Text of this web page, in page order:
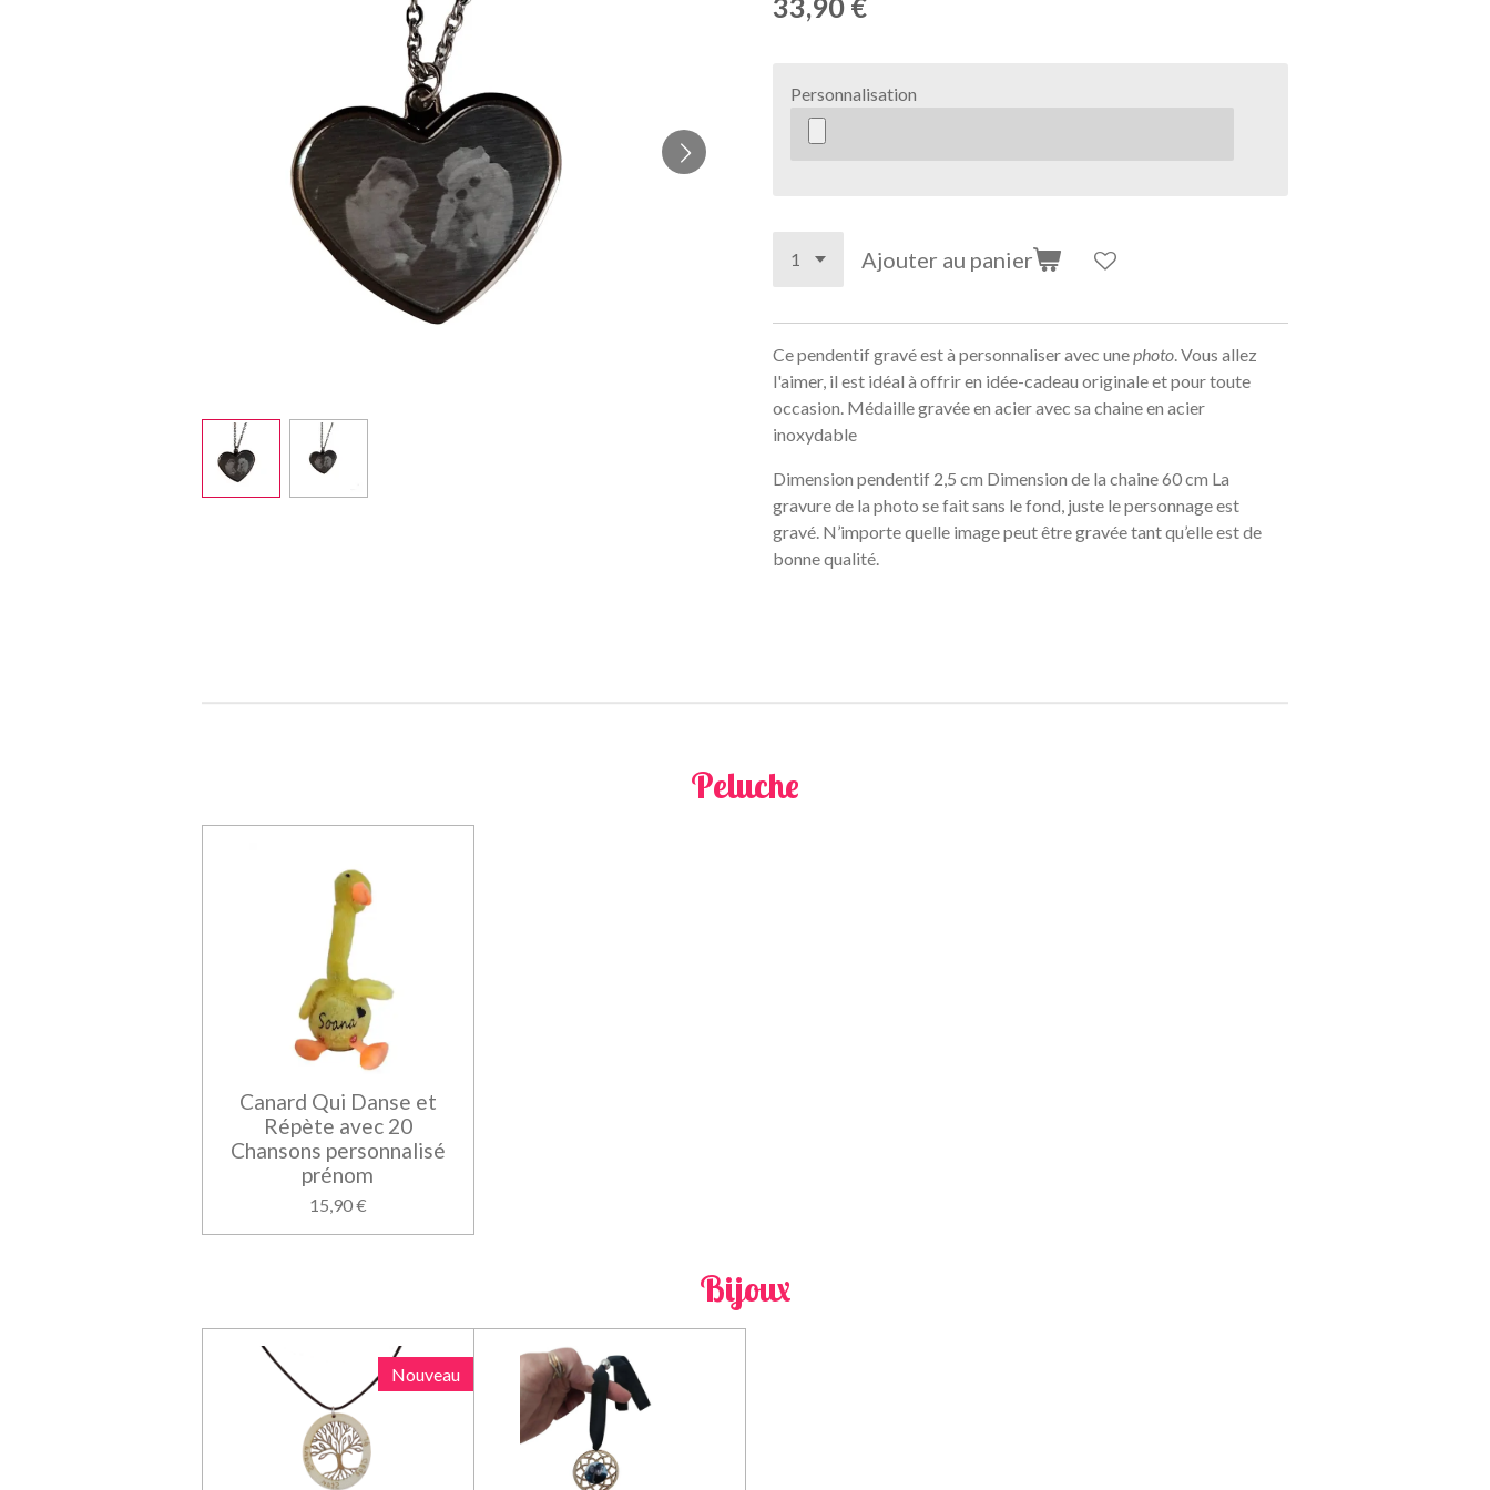
Personnalisation
Ajouter au panier
Ce pendentif gravé est à personnaliser avec une photo . Vous allez
l'aimer, il est idéal à offrir en idée-cadeau originale et pour toute
occasion. Médaille gravée en acier avec sa chaine en acier
inoxydable
Dimension pendentif 2,5 cm Dimension de la chaine 60 cm La
gravure de la photo se fait sans le fond, juste le personnage est
gravé. N’importe quelle image peut être gravée tant qu’elle est de
bonne qualité.
Peluche
Canard Qui Danse et
Répète avec 20
Chansons personnalisé
prénom
15,90 €
Bijoux
Nouveau